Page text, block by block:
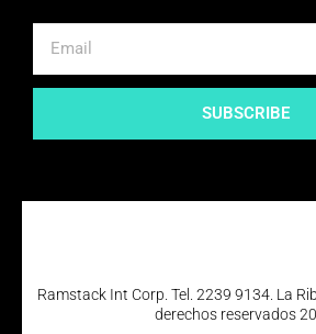
SUBSCRIBE
Ramstack Int Corp. Tel. 2239 9134. La
derechos reservados